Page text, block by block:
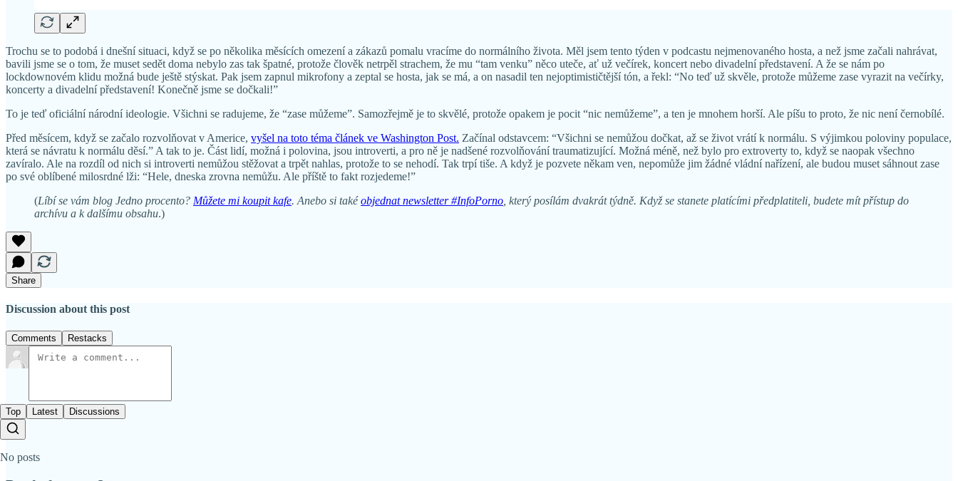
Trochu se to podobá i dnešní situaci, když se po několika měsících omezení a zákazů pomalu vracíme do normálního života. Měl jsem tento týden v podcastu nejmenovaného hosta, a než jsme začali nahrávat,
bavili jsme se o tom, že muset sedět doma nebylo zas tak špatné, protože člověk netrpěl strachem, že mu “tam venku” něco uteče, ať už večírek, koncert nebo divadelní představení. A že se nám po
lockdownovém klidu možná bude ještě stýskat. Pak jsem zapnul mikrofony a zeptal se hosta, jak se má, a on nasadil ten nejoptimističtější tón, a řekl: “No teď už skvěle, protože můžeme zase vyrazit na večírky,
koncerty a divadelní představení! Konečně jsme se dočkali!”
To je teď oficiální národní ideologie. Všichni se radujeme, že “zase můžeme”. Samozřejmě je to skvělé, protože opakem je pocit “nic nemůžeme”, a ten je mnohem horší. Ale píšu to proto, že nic není černobílé.
Před měsícem, když se začalo rozvolňovat v Americe, vyšel na toto téma článek ve Washington Post. Začínal odstavcem: “Všichni se nemůžou dočkat, až se život vrátí k normálu. S výjimkou poloviny populace,
která se návratu k normálu děsí.” A tak to je. Část lidí, možná i polovina, jsou introverti, a pro ně je nadšené rozvolňování traumatizující. Možná méně, než bylo pro extroverty to, když se naopak všechno
zavíralo. Ale na rozdíl od nich si introverti nemůžou stěžovat a trpět nahlas, protože to se nehodí. Tak trpí tiše. A když je pozvete někam ven, nepomůže jim žádné vládní nařízení, ale budou muset sáhnout zase
po své oblíbené milosrdné lži: “Hele, dneska zrovna nemůžu. Ale příště to fakt rozjedeme!”
(Líbí se vám blog Jedno procento? Můžete mi koupit kafe. Anebo si takéobjednat newsletter #InfoPorno , který posílám dvakrát týdně. Když se stanete platícími předplatiteli, budete mít přístup do
archívu a k dalšímu obsahu.)
Share
Discussion about this post
Comments Restacks
Top Latest Discussions
No posts